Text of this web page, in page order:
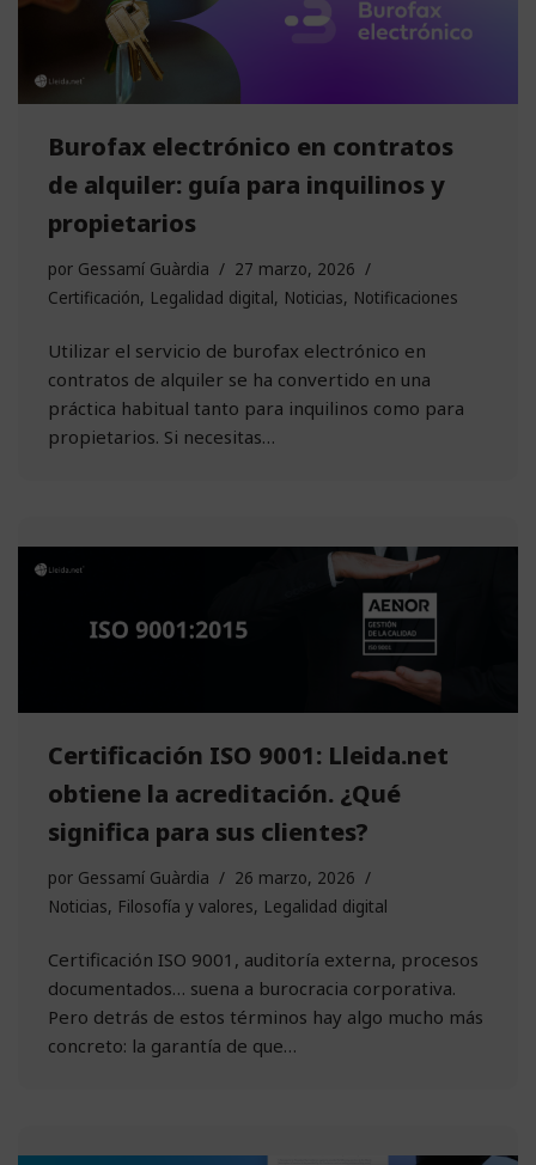
Burofax electrónico en contratos
de alquiler: guía para inquilinos y
propietarios
por Gessamí Guàrdia
27 marzo, 2026
Certificación, Legalidad digital, Noticias, Notificaciones
Utilizar el servicio de burofax electrónico en
contratos de alquiler se ha convertido en una
práctica habitual tanto para inquilinos como para
propietarios. Si necesitas…
Certificación ISO 9001: Lleida.net
obtiene la acreditación. ¿Qué
significa para sus clientes?
por Gessamí Guàrdia
26 marzo, 2026
Noticias, Filosofía y valores, Legalidad digital
Certificación ISO 9001, auditoría externa, procesos
documentados… suena a burocracia corporativa.
Pero detrás de estos términos hay algo mucho más
concreto: la garantía de que…